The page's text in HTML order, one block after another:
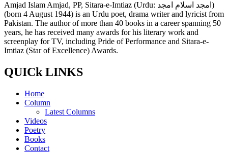
Amjad Islam Amjad, PP, Sitara-e-Imtiaz (Urdu: امجد اسلام امجد)
(born 4 August 1944) is an Urdu poet, drama writer and lyricist from
Pakistan. The author of more than 40 books in a career spanning 50
years, he has received many awards for his literary work and
screenplay for TV, including Pride of Performance and Sitara-e-
Imtiaz (Star of Excellence) Awards.
QUICk LINKS
Home
Column
Latest Columns
Videos
Poetry
Books
Contact